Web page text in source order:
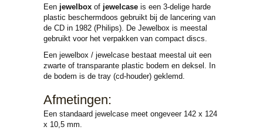
Een jewelbox of jewelcase is een 3-delige harde
plastic beschermdoos gebruikt bij de lancering van
de CD in 1982 (Philips). De Jewelbox is meestal
gebruikt voor het verpakken van compact discs.
Een jewelbox / jewelcase bestaat meestal uit een
zwarte of transparante plastic bodem en deksel. In
de bodem is de tray (cd-houder) geklemd.
Afmetingen:
Een standaard jewelcase meet ongeveer 142 x 124
x 10,5 mm.